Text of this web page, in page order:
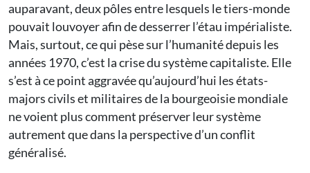
auparavant, deux pôles entre lesquels le tiers-monde
pouvait louvoyer afin de desserrer l’étau impérialiste.
Mais, surtout, ce qui pèse sur l’humanité depuis les
années 1970, c’est la crise du système capitaliste. Elle
s’est à ce point aggravée qu’aujourd’hui les états-
majors civils et militaires de la bourgeoisie mondiale
ne voient plus comment préserver leur système
autrement que dans la perspective d’un conflit
généralisé.